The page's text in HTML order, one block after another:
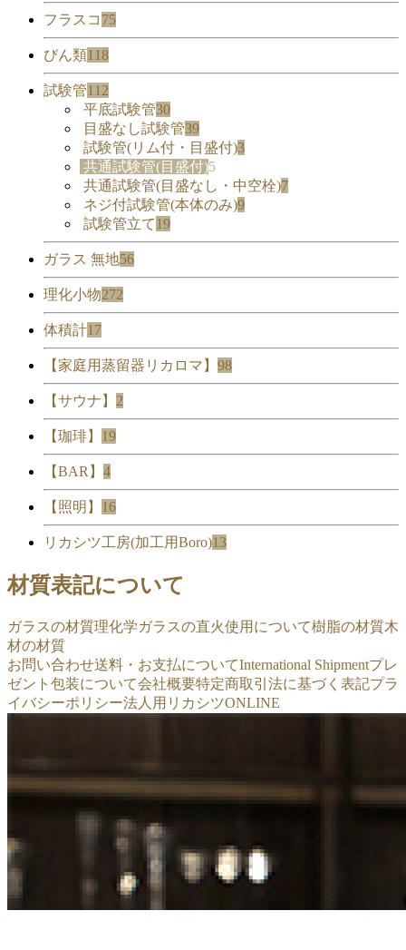
フラスコ 75
びん類118
試験管112
平底試験管30
目盛なし試験管39
試験管(リム付・目盛付)3
共通試験管(目盛付)5
共通試験管(目盛なし・中空栓)7
ネジ付試験管(本体のみ)9
試験管立て 19
ガラス 無地56
理化小物272
体積計17
【家庭用蒸留器リカロマ】 98
【サウナ】 2
【珈琲】 19
【BAR】 4
【照明】 16
リカシツ工房(加工用Boro)13
材質表記について
ガラスの材質理化学ガラスの直火使用について樹脂の材質木
材の材質
お問い合わせ送料・お支払についてInternational Shipmentプレ
ゼント包装について会社概要特定商取引法に基づく表記プラ
イバシーポリシー法人用リカシツONLINE